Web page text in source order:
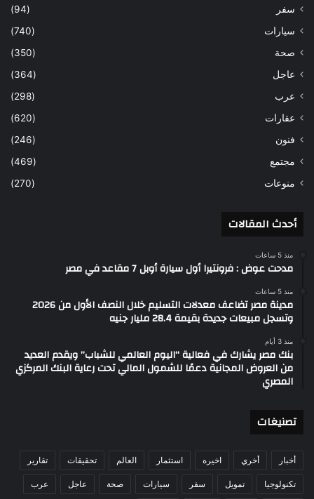
سفر
(94)
سيارات
(740)
صحة
(350)
عاجل
(364)
عرب
(298)
عقارات
(620)
فنون
(246)
مجتمع
(469)
منوعات
(270)
أحدث المقالات
منذ 5 ساعات
مدحت عوض : فرونتيرا أول سيارة أوبل 7 مقاعد في مصر
منذ 5 ساعات
مدينة مصر تضاعف معدلات التسليم خلال النصف الأول من 2026
وتسجل مبيعات جديدة بقيمة 28.4 مليار جنيه
منذ 3 أيام
بنك مصر يشارك في فعالية “اليوم العالمي للشباب” ويقدم العديد
من العروض المجانية دعمًا للشمول المالي تحت رعاية البنك المركزي
المصري
تصنيغات
أخبار أخري اخيره استثمار العالم تحقيقات تقارير
تكنولوجيا تمويل سفر سيارات صحة عاجل عرب